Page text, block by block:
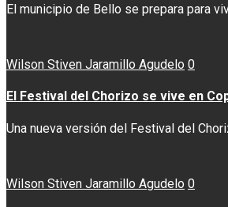
El municipio de Bello se prepara para
Wilson Stiven Jaramillo Agudelo 0
El Festival del Chorizo se vive en
Una nueva versión del Festival del
Wilson Stiven Jaramillo Agudelo 0